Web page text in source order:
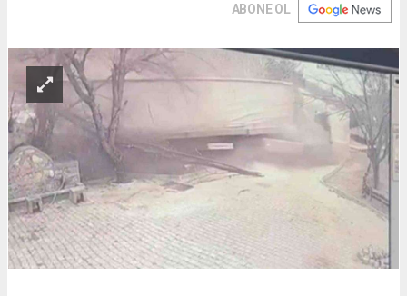
ABONE OL